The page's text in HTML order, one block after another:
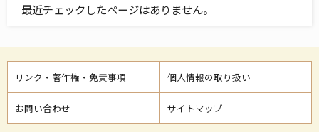
最近チェックしたページはありません。
リンク・著作権・免責事項 個人情報の取り扱い
お問い合わせ サイトマップ